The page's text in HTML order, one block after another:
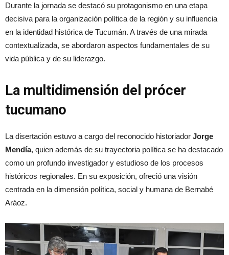
Durante la jornada se destacó su protagonismo en una etapa
decisiva para la organización política de la región y su influencia
en la identidad histórica de Tucumán. A través de una mirada
contextualizada, se abordaron aspectos fundamentales de su
vida pública y de su liderazgo.
La multidimensión del prócer
tucumano
La disertación estuvo a cargo del reconocido historiador Jorge
Mendía, quien además de su trayectoria política se ha destacado
como un profundo investigador y estudioso de los procesos
históricos regionales. En su exposición, ofreció una visión
centrada en la dimensión política, social y humana de Bernabé
Aráoz.